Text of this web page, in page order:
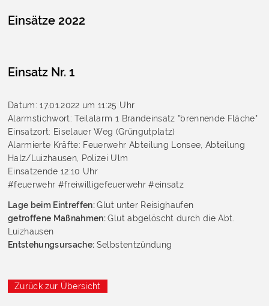
Einsätze 2022
Einsatz Nr. 1
Datum: 17.01.2022 um 11:25 Uhr
Alarmstichwort: Teilalarm 1 Brandeinsatz "brennende Fläche"
Einsatzort: Eiselauer Weg (Grüngutplatz)
Alarmierte Kräfte: Feuerwehr Abteilung Lonsee, Abteilung
Halz/Luizhausen, Polizei Ulm
Einsatzende 12:10 Uhr
#feuerwehr #freiwilligefeuerwehr #einsatz
Lage beim Eintreffen:Glut unter Reisighaufen
getroffene Maßnahmen:Glut abgelöscht durch die Abt.
Luizhausen
Entstehungsursache: Selbstentzündung
Zurück zur Übersicht